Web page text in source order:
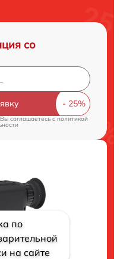
со
соглашаетесь c политикой
по
на сайте